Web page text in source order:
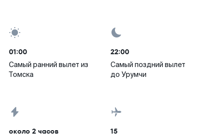
01:00
Самый ранний вылет из
Томска
22:00
Самый поздний вылет
до Урумчи
около 2 часов 15